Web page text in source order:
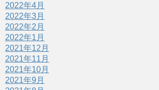
2022年4月
2022年3月
2022年2月
2022年1月
2021年12月
2021年11月
2021年10月
2021年9月